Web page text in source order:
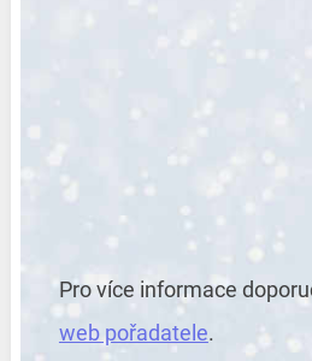
Pro více informace
web pořadatele.